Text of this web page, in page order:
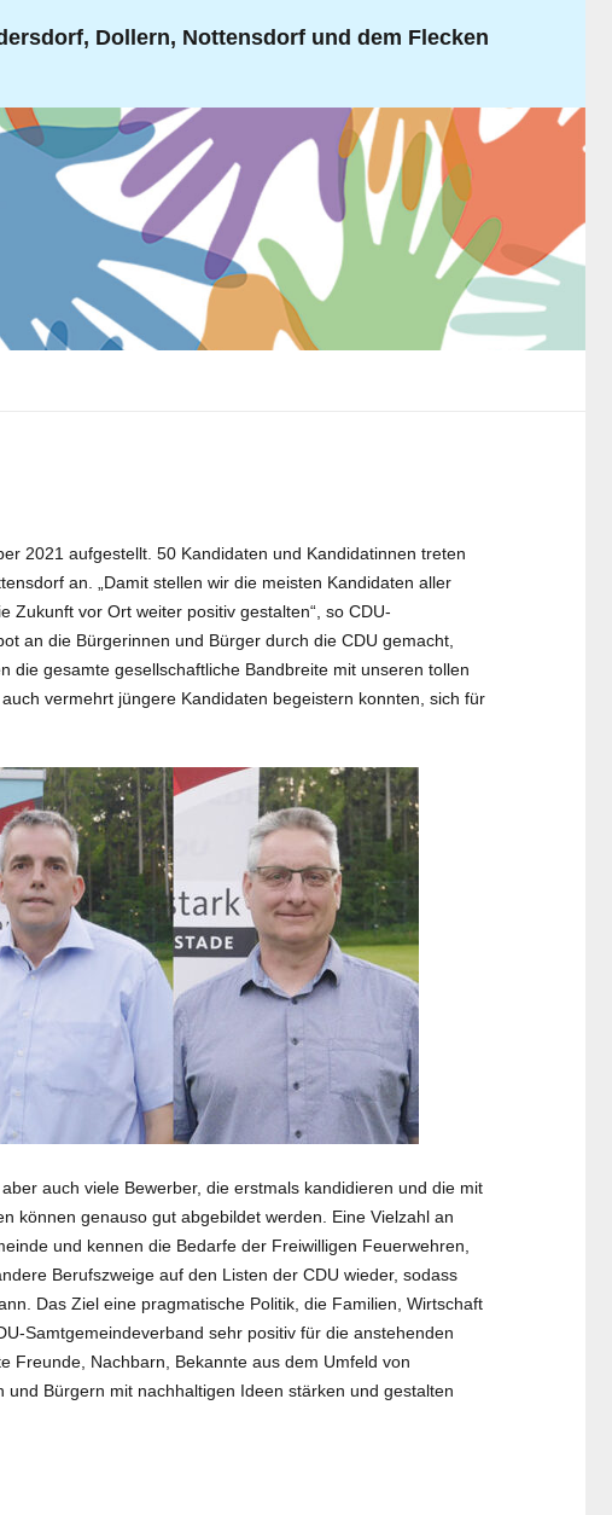
Dollern, Nottensdorf und dem Flecken
2021 aufgestellt. 50 Kandidaten und Kandidatinnen treten
an. „Damit stellen wir die meisten Kandidaten aller
vor Ort weiter positiv gestalten“, so CDU-
an die Bürgerinnen und Bürger durch die CDU gemacht,
die gesamte gesellschaftliche Bandbreite mit unseren tollen
vermehrt jüngere Kandidaten begeistern konnten, sich für
auch viele Bewerber, die erstmals kandidieren und die mit
können genauso gut abgebildet werden. Eine Vielzahl an
und kennen die Bedarfe der Freiwilligen Feuerwehren,
Berufszweige auf den Listen der CDU wieder, sodass
Das Ziel eine pragmatische Politik, die Familien, Wirtschaft
Samtgemeindeverband sehr positiv für die anstehenden
Freunde, Nachbarn, Bekannte aus dem Umfeld von
Bürgern mit nachhaltigen Ideen stärken und gestalten